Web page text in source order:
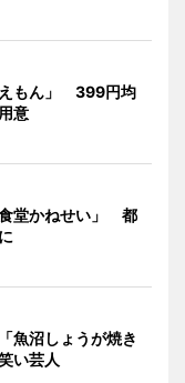
えもん」 399円均
意
堂かねせい」 都
魚沼しょうが焼き
い芸人